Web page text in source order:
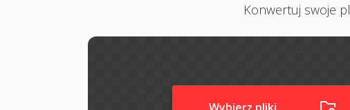
Konwertuj swoje